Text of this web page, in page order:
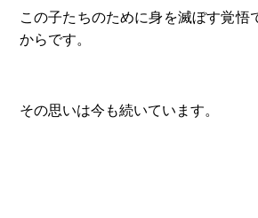
この子たちのために身を滅ぼす覚悟
からです。
その思いは今も続いています。